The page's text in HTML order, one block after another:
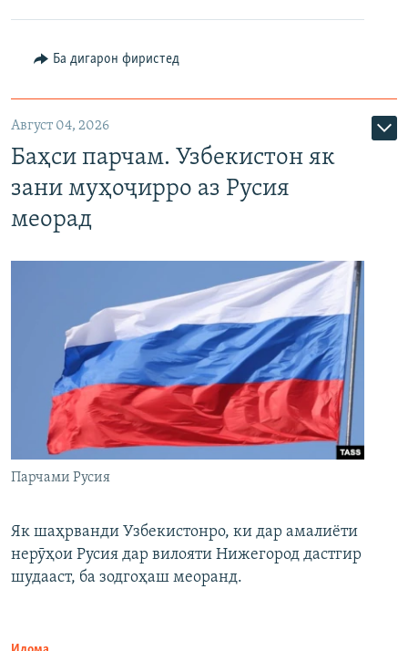
Ба дигарон фиристед
Август 04, 2026
Баҳси парчам. Узбекистон як
зани муҳоҷирро аз Русия
меорад
Парчами Русия
Як шаҳрванди Узбекистонро, ки дар амалиёти
нерӯҳои Русия дар вилояти Нижегород дастгир
шудааст, ба зодгоҳаш меоранд.